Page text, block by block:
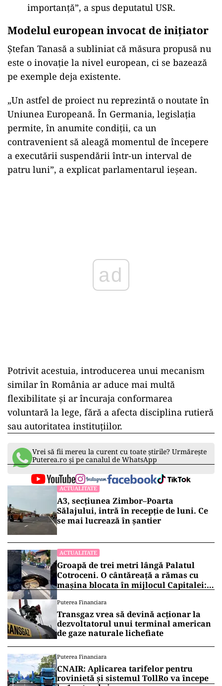
importanță”, a spus deputatul USR.
Modelul european invocat de inițiator
Ștefan Tanasă a subliniat că măsura propusă nu
este o inovație la nivel european, ci se bazează
pe exemple deja existente.
„Un astfel de proiect nu reprezintă o noutate în
Uniunea Europeană. În Germania, legislația
permite, în anumite condiții, ca un
contravenient să aleagă momentul de începere
a executării suspendării într-un interval de
patru luni”, a explicat parlamentarul ieșean.
ad
Potrivit acestuia, introducerea unui mecanism
similarîn România ar aduce mai multă
flexibilitate și arîncuraja conformarea
voluntară la lege, fără a afecta disciplina rutieră
sau autoritatea instituțiilor.
Vrei să fii mereu la curent cu toate știrile? Urmărește
Puterea.ro și pe canalul de WhatsApp
ACTUALITATE
A3, secțiunea Zimbor–Poarta
Sălajului, intră în recepție de luni. Ce
se mai lucrează în șantier
ACTUALITATE
Groapă de trei metri lângă Palatul
Cotroceni. O cântăreață a rămas cu
mașina blocata în mijlocul Capitalei:
Puterea Financiara
Transgaz vrea să devină acționar la
dezvoltatorul unui terminal american
de gaze naturale lichefiate
Puterea Financiara
CNAIR: Aplicarea tarifelor pentru
rovinietă și sistemul TollRo va începe